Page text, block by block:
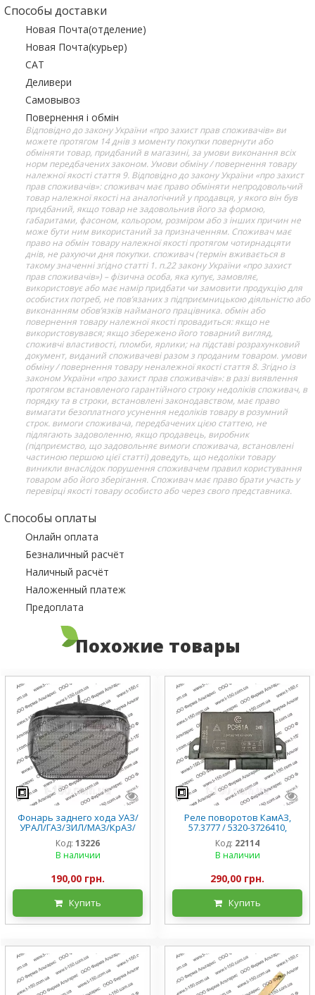
Способы доставки
Новая Почта(отделение)
Новая Почта(курьер)
САТ
Деливери
Самовывоз
Повернення і обмін
Відповідно до закону України «про захист прав споживачів» ви
можете протягом 14 днів з моменту покупки повернути або
обміняти товар, придбаний в магазині, за умови виконання всіх
норм передбачених законом. Умови обміну / повернення товару
належної якості стаття 9. Відповідно до закону України «про захист
прав споживачів»: споживач має право обміняти непродовольчий
товар належної якості на аналогічний у продавця, у якого він був
придбаний, якщо товар не задовольнив його за формою,
габаритами, фасоном, кольором, розміром або з інших причин не
може бути ним використаний за призначенням. Споживач має
право на обмін товару належної якості протягом чотирнадцяти
днів, не рахуючи дня покупки. споживач (термін вживається в
такому значенні згідно статті 1. п.22 закону України «про захист
прав споживачів») – фізична особа, яка купує, замовляє,
використовує або має намір придбати чи замовити продукцію для
особистих потреб, не пов’язаних з підприємницькою діяльністю або
виконанням обов’язків найманого працівника. обмін або
повернення товару належної якості провадиться: якщо не
використовувався; якщо збережено його товарний вигляд,
споживчі властивості, пломби, ярлики; на підставі розрахунковий
документ, виданий споживачеві разом з проданим товаром. умови
обміну / повернення товару неналежної якості стаття 8. Згідно із
законом України «про захист прав споживачів»: в разі виявлення
протягом встановленого гарантійного строку недоліків споживач, в
порядку та в строки, встановлені законодавством, має право
вимагати безоплатного усунення недоліків товару в розумний
строк. вимоги споживача, передбачених цією статтею, не
підлягають задоволенню, якщо продавець, виробник
(підприємство, що задовольняє вимоги споживача, встановлені
частиною першою цієї статті) доведуть, що недоліки товару
виникли внаслідок порушення споживачем правил користування
товаром або його зберігання. Споживач має право брати участь у
перевірці якості товару особисто або через свого представника.
Способы оплаты
Онлайн оплата
Безналичный расчёт
Наличный расчёт
Наложенный платеж
Предоплата
Похожие товары
Фонарь заднего хода УАЗ/
УРАЛ/ГАЗ/ЗИЛ/МАЗ/КрАЗ/
КамАЗ, ФП135-3716010-Г
Код: 13226
В наличии
190,00 грн.
Купить
Реле поворотов КамАЗ,
57.3777 / 5320-3726410,
Код: 22114
В наличии
290,00 грн.
Купить